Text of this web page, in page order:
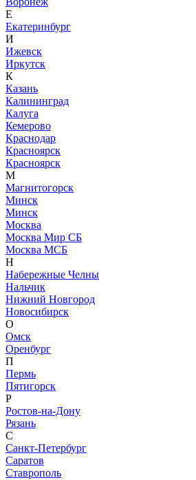
Е
Екатеринбург
И
Ижевск
Иркутск
К
Казань
Калининград
Калуга
Кемерово
Краснодар
Красноярск
Красноярск
М
Магнитогорск
Минск
Минск
Москва
Москва Мир СБ
Москва МСБ
Н
Набережные Челны
Нальчик
Нижний Новгород
Новосибирск
О
Омск
Оренбург
П
Пермь
Пятигорск
Р
Ростов-на-Дону
Рязань
С
Санкт-Петербург
Саратов
Ставрополь